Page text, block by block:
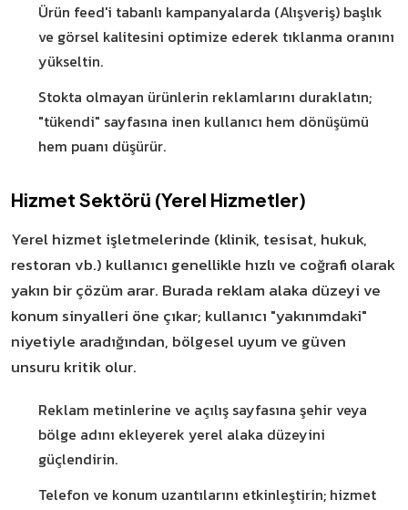
Ürün feed'i tabanlı kampanyalarda (Alışveriş) başlık
ve görsel kalitesini optimize ederek tıklanma oranını
yükseltin.
Stokta olmayan ürünlerin reklamlarını duraklatın;
"tükendi" sayfasına inen kullanıcı hem dönüşümü
hem puanı düşürür.
Hizmet Sektörü (Yerel Hizmetler)
Yerel hizmet işletmelerinde (klinik, tesisat, hukuk,
restoran vb.) kullanıcı genellikle hızlı ve coğrafi olarak
yakın bir çözüm arar. Burada reklam alaka düzeyi ve
konum sinyalleri öne çıkar; kullanıcı "yakınımdaki"
niyetiyle aradığından, bölgesel uyum ve güven
unsuru kritik olur.
Reklam metinlerine ve açılış sayfasına şehir veya
bölge adını ekleyerek yerel alaka düzeyini
güçlendirin.
Telefon ve konum uzantılarını etkinleştirin; hizmet